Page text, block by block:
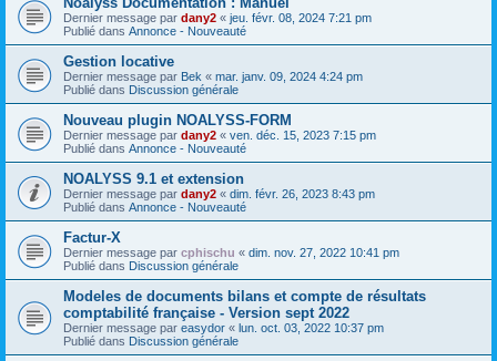
Dernier message par dany2 « jeu. févr. 08, 2024 7:21 pm
Publié dans Annonce - Nouveauté
Gestion locative
Dernier message par Bek « mar. janv. 09, 2024 4:24 pm
Publié dans Discussion générale
Nouveau plugin NOALYSS-FORM
Dernier message par dany2 « ven. déc. 15, 2023 7:15 pm
Publié dans Annonce - Nouveauté
NOALYSS 9.1 et extension
Dernier message par dany2 « dim. févr. 26, 2023 8:43 pm
Publié dans Annonce - Nouveauté
Factur-X
Dernier message par cphischu « dim. nov. 27, 2022 10:41 pm
Publié dans Discussion générale
Modeles de documents bilans et compte de résultats
comptabilité française - Version sept 2022
Dernier message par easydor « lun. oct. 03, 2022 10:37 pm
Publié dans Discussion générale